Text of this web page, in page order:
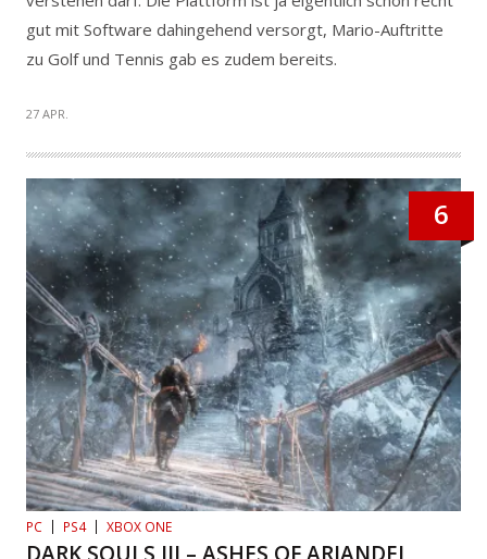
gut mit Software dahingehend versorgt, Mario-Auftritte
zu Golf und Tennis gab es zudem bereits.
27 APR.
6
PC PS4 XBOX ONE
DARK SOULS III – ASHES OF ARIANDEL